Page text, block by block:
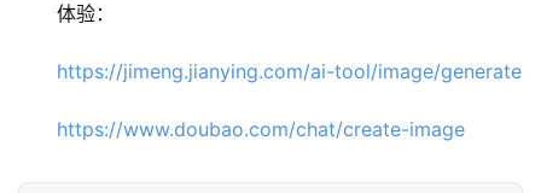
体验：
https://jimeng.jianying.com/ai-tool/image/generate
https://www.doubao.com/chat/create-image